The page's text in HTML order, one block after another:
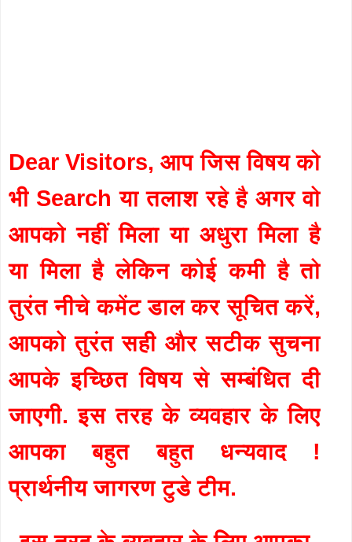
Dear Visitors, आप जिस विषय को
भी Search या तलाश रहे है अगर वो
आपको नहीं मिला या अधुरा मिला है
या मिला है लेकिन कोई कमी है तो
तुरंत नीचे कमेंट डाल कर सूचित करें,
आपको तुरंत सही और सटीक सुचना
आपके इच्छित विषय से सम्बंधित दी
जाएगी. इस तरह के व्यवहार के लिए
आपका बहुत बहुत धन्यवाद !
प्रार्थनीय जागरण टुडे टीम.